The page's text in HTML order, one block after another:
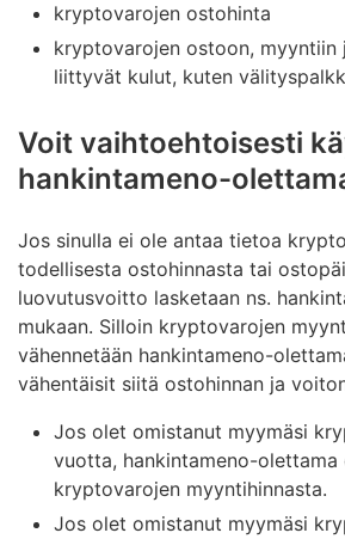
kryptovarojen ostohinta
kryptovarojen ostoon, myyntiin
liittyvät kulut, kuten
Voit vaihtoehtoisesti
hankintameno-
Jos sinulla ei ole antaa tietoa
todellisesta ostohinnasta tai
luovutusvoitto lasketaan ns.
mukaan. Silloin kryptovarojen
vähennetään hankintameno-
vähentäisit siitä ostohinnan ja
Jos olet omistanut myymäsi
vuotta, hankintameno-olettama
kryptovarojen myyntihinnasta.
Jos olet omistanut myymäsi